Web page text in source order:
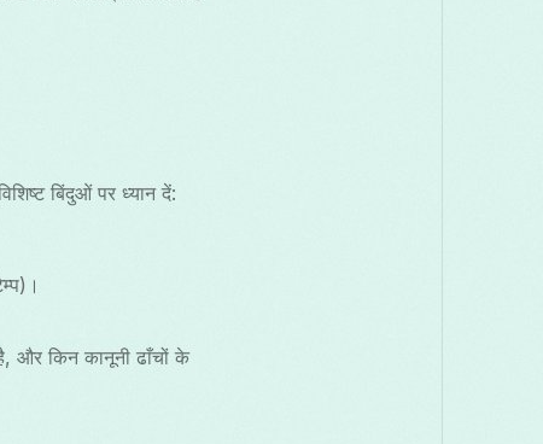
बिंदुओं पर ध्यान दें:
और किन कानूनी ढाँचों के